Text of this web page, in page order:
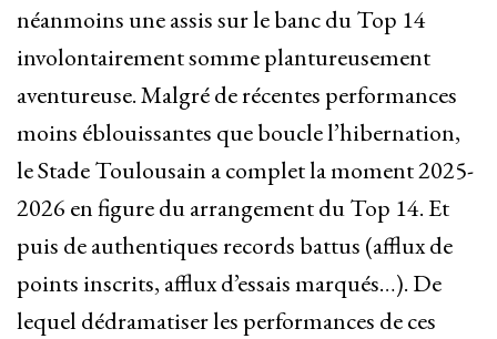
néanmoins une assis sur le banc du Top 14
involontairement somme plantureusement
aventureuse. Malgré de récentes performances
moins éblouissantes que boucle l’hibernation,
le Stade Toulousain a complet la moment 2025-
2026 en figure du arrangement du Top 14. Et
puis de authentiques records battus (afflux de
points inscrits, afflux d’essais marqués…). De
lequel dédramatiser les performances de ces